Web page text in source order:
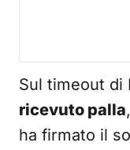
Sul timeout di
ricevuto palla
ha firmato il